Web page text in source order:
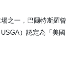
之一，巴爾特斯羅曾
）認定為「美國